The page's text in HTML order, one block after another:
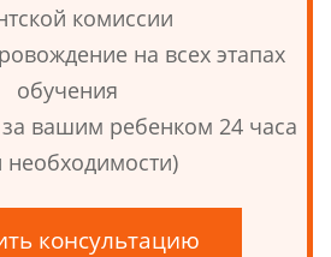
комиссии
на всех этапах
обучения
вашим ребенком 24 часа
необходимости)
консультацию